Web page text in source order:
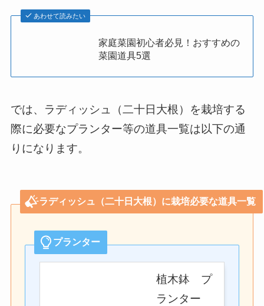
あわせて読みたい
家庭菜園初心者必見！おすすめの
菜園道具5選
では、ラディッシュ（二十日大根）を栽培する
際に必要なプランター等の道具一覧は以下の通
りになります。
ラディッシュ（二十日大根）に栽培必要な道具一覧
プランター
植木鉢 プ
ランター